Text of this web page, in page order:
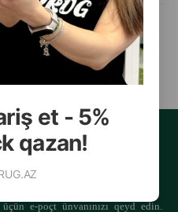
et - 5%
qazan!
1-2 of 2
e-poçt ünvanınızı qeyd edin.